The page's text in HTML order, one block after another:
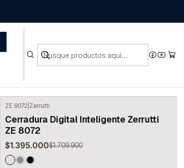
OFF
ZE 8072 Zerrutti
Cerradura Digital Inteligente Zerrutti
ZE 8072
$1.395.000$1.709.900